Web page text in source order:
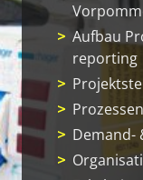
Aufbau
reporting
Demand-